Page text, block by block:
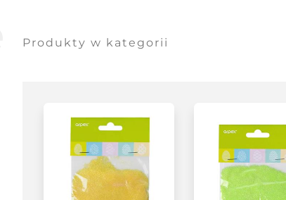
Produkty w kategorii